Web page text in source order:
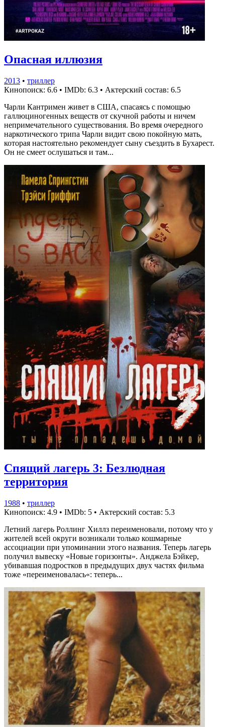
Опасная иллюзия
2013 • триллер
Кинопоиск: 6.6 • IMDb: 6.3 • Актерский состав: 6.5
Чарли Кантримен живет в США, спасаясь с помощью
галлюциногенных веществ от скучной работы и ничем
непримечательного существования. Во время очередного
наркотического трипа Чарли видит свою покойную мать,
которая настоятельно рекомендует сыну съездить в Бухарест.
Он не смеет ослушаться и там...
Спящий лагерь 3: Безлюдная
территория
1988 • триллер
Кинопоиск: 4.9 • IMDb: 5 • Актерский состав: 5.3
Летний лагерь Роллинг Хиллз переименовали, потому что у
жителей всей округи возникали только кошмарные
ассоциации при упоминании этого названия. Теперь лагерь
получил вывеску «Новые горизонты». Анджела Бэйкер,
убивавшая подростков в предыдущих двух частях фильма
тоже «переименовалась«: теперь...